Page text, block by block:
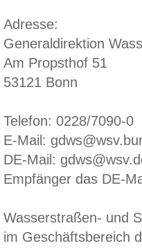
Adresse:
Generaldirektion
Am Propsthof 51
53121 Bonn
Telefon: 0228/7090-0
E-Mail:
DE-Mail:
Empfänger das DE-
Wasserstraßen- und
im Geschäftsbereich